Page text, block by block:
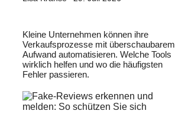
Kleine Unternehmen können ihre
Verkaufsprozesse mit überschaubarem
Aufwand automatisieren. Welche Tools
wirklich helfen und wo die häufigsten
Fehler passieren.